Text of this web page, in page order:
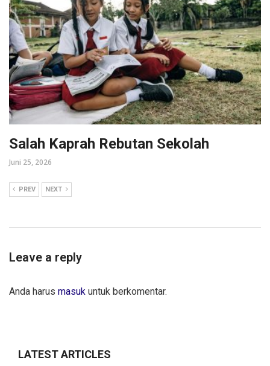
Salah Kaprah Rebutan Sekolah
Juni 25, 2026
PREV NEXT
Leave a reply
Anda harus masuk untuk berkomentar.
LATEST ARTICLES